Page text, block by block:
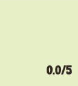
0.0/5